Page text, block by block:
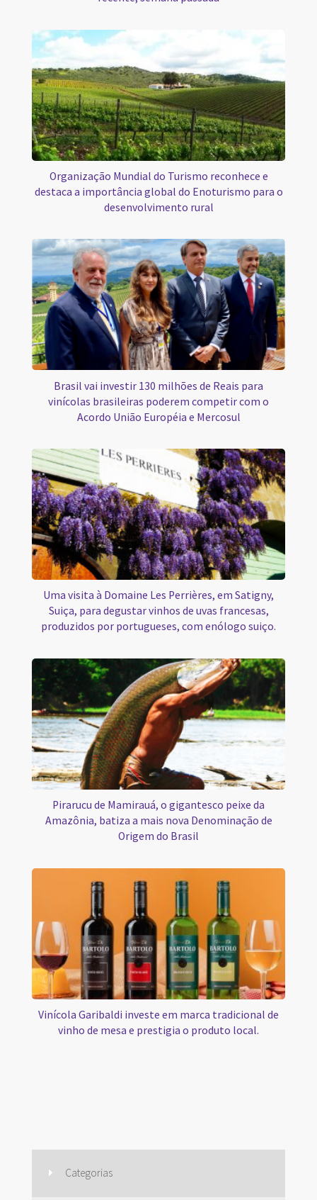
Organização Mundial do Turismo reconhece e
destaca a importância global do Enoturismo para o
desenvolvimento rural
Brasil vai investir 130 milhões de Reais para
vinícolas brasileiras poderem competir com o
Acordo União Européia e Mercosul
Uma visita à Domaine Les Perrières, em Satigny,
Suiça, para degustar vinhos de uvas francesas,
produzidos por portugueses, com enólogo suiço.
Pirarucu de Mamirauá, o gigantesco peixe da
Amazônia, batiza a mais nova Denominação de
Origem do Brasil
Vinícola Garibaldi investe em marca tradicional de
vinho de mesa e prestigia o produto local.
Categorias